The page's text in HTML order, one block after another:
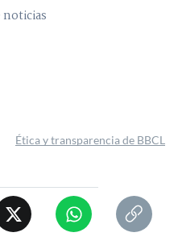
noticias
Ética y transparencia de BBCL